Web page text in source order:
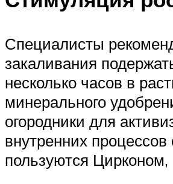
Специалисты
закаливания
несколько часов в
минерального
огородники для
внутренних
пользуются